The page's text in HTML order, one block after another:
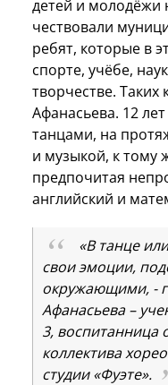
детей и молодёжи
чествовали
ребят, которые в
спорте, учёбе,
творчестве. Таких
Афанасьева. 12
танцами, на
и музыкой, к тому
предпочитая
английский и
«В танце
свои эмоции,
окружающими, -
Афанасьева –
3, воспитанница
коллектива
студии «Фуэте».